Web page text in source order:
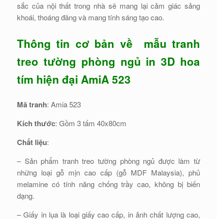
sắc của nội thất trong nhà sẽ mang lại cảm giác sảng
khoái, thoáng đãng và mang tính sáng tạo cao.
Thông tin cơ bản về mẫu tranh
treo tường phòng ngủ in 3D hoa
tím hiện đại AmiA 523
Mã tranh: Amia 523
Kích thước: Gồm 3 tấm 40x80cm
Chất liệu:
– Sản phẩm tranh treo tường phòng ngủ được làm từ
những loại gỗ mịn cao cấp (gỗ MDF Malaysia), phủ
melamine có tính năng chống trầy cao, không bị biến
dạng.
– Giấy in lụa là loại giấy cao cấp, in ảnh chất lượng cao,